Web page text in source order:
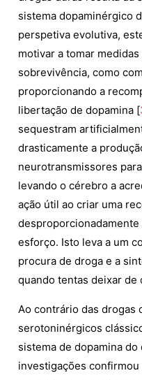
sistema dopaminérgico
perspetiva evolutiva,
motivar a tomar
sobrevivência, como
proporcionando a
libertação de dopamina [
sequestram
drasticamente a
neurotransmissores
levando o cérebro a
ação útil ao criar uma
esforço. Isto leva a um
procura de droga e a
quando tentas deixar de
Ao contrário das drogas
serotoninérgicos
sistema de dopamina
investigações